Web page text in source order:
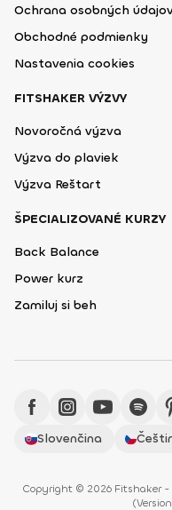
Ochrana osobných
Obchodné podmienky
Nastavenia cookies
FITSHAKER VÝZVY
Novoročná výzva
Výzva do plaviek
Výzva Reštart
ŠPECIALIZOVANÉ KURZY
Back Balance
Power kurz
Zamiluj si beh
Slovenčina
Copyright © 2026 Fitshaker -
(